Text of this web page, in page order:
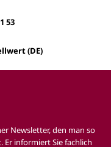
53
(DE)
Newsletter, den man so
informiert Sie fachlich